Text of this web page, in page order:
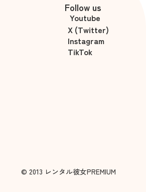
Follow us
Youtube
X (Twitter)
Instagram
TikTok
© 2013 レンタル彼女PREMIUM